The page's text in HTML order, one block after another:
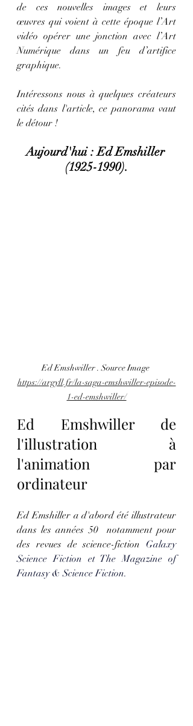
œuvres qui voient à cette époque l’Art
vidéo opérer une jonction avec l’Art
Numérique dans un feu d’artifice
graphique.
Intéressons nous à quelques créateurs
cités dans l'article, ce panorama vaut
le détour !
Aujourd'hui : Ed Emshiller
(1925-1990).
Ed Emshwiller . Source Image
https://argyll.fr/la-saga-emshwiller-episode-
1-ed-emshwiller/
Ed Emshwiller de
l'illustration à
l'animation par
ordinateur
Ed Emshiller a d'abord été illustrateur
dans les années 50  notamment pour
des revues de science-fiction Galaxy
Science Fiction et The Magazine of
Fantasy & Science Fiction.